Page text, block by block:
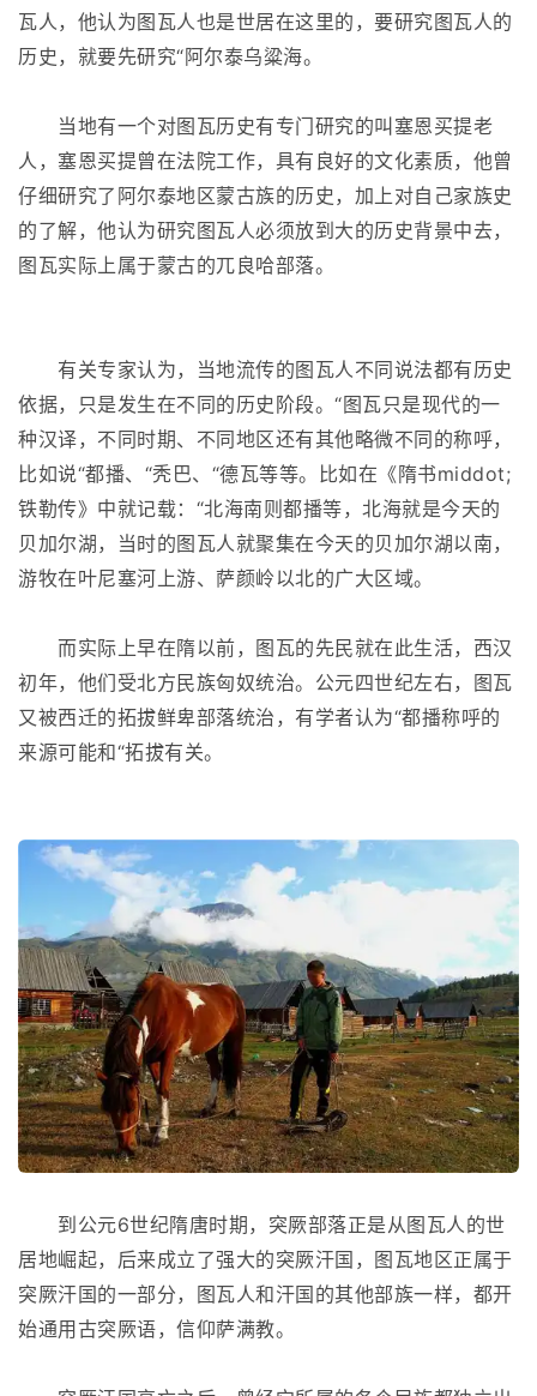
瓦人，他认为图瓦人也是世居在这里的，要研究图瓦人的
历史，就要先研究“阿尔泰乌粱海。
当地有一个对图瓦历史有专门研究的叫塞恩买提老
人，塞恩买提曾在法院工作，具有良好的文化素质，他曾
仔细研究了阿尔泰地区蒙古族的历史，加上对自己家族史
的了解，他认为研究图瓦人必须放到大的历史背景中去，
图瓦实际上属于蒙古的兀良哈部落。
有关专家认为，当地流传的图瓦人不同说法都有历史
依据，只是发生在不同的历史阶段。“图瓦只是现代的一
种汉译，不同时期、不同地区还有其他略微不同的称呼，
比如说“都播、“秃巴、“德瓦等等。比如在《隋书middot;
铁勒传》中就记载：“北海南则都播等，北海就是今天的
贝加尔湖，当时的图瓦人就聚集在今天的贝加尔湖以南，
游牧在叶尼塞河上游、萨颜岭以北的广大区域。
而实际上早在隋以前，图瓦的先民就在此生活，西汉
初年，他们受北方民族匈奴统治。公元四世纪左右，图瓦
又被西迁的拓拔鲜卑部落统治，有学者认为“都播称呼的
来源可能和“拓拔有关。
到公元6世纪隋唐时期，突厥部落正是从图瓦人的世
居地崛起，后来成立了强大的突厥汗国，图瓦地区正属于
突厥汗国的一部分，图瓦人和汗国的其他部族一样，都开
始通用古突厥语，信仰萨满教。